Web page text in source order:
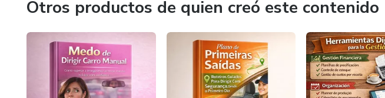
Otros productos de quien creó este contenido